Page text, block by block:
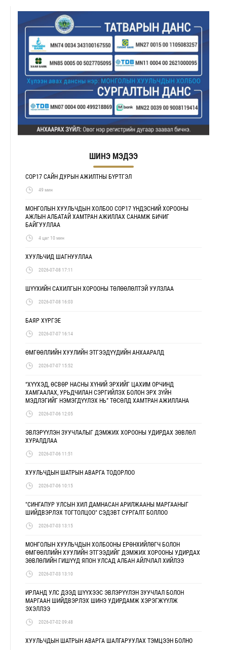
ШИНЭ МЭДЭЭ
COP17 САЙН ДУРЫН АЖИЛТНЫ БҮРТГЭЛ
49 мин
МОНГОЛЫН ХУУЛЬЧДЫН ХОЛБОО COP17 ҮНДЭСНИЙ ХОРООНЫ
АЖЛЫН АЛБАТАЙ ХАМТРАН АЖИЛЛАХ САНАМЖ БИЧИГ
БАЙГУУЛЛАА
4 цаг 10 мин
ХУУЛЬЧИД ШАГНУУЛЛАА
2026-07-08 17:11
ШҮҮХИЙН САХИЛГЫН ХОРООНЫ ТӨЛӨӨЛӨЛТЭЙ УУЛЗЛАА
2026-07-08 16:03
БАЯР ХҮРГЭЕ
2026-07-07 16:14
ӨМГӨӨЛЛИЙН ХУУЛИЙН ЭТГЭЭДҮҮДИЙН АНХААРАЛД
2026-07-07 15:52
“ХҮҮХЭД, ӨСВӨР НАСНЫ ХҮНИЙ ЭРХИЙГ ЦАХИМ ОРЧИНД
ХАМГААЛАХ, УРЬДЧИЛАН СЭРГИЙЛЭХ БОЛОН ЭРХ ЗҮЙН
МЭДЛЭГИЙГ НЭМЭГДҮҮЛЭХ НЬ” ТӨСӨЛД ХАМТРАН АЖИЛЛАНА
2026-07-06 12:05
ЭВЛЭРҮҮЛЭН ЗУУЧЛАЛЫГ ДЭМЖИХ ХОРООНЫ УДИРДАХ ЗӨВЛӨЛ
ХУРАЛДЛАА
2026-07-06 11:51
ХУУЛЬЧДЫН ШАТРЫН АВАРГА ТОДОРЛОО
2026-07-06 10:15
"СИНГАПУР УЛСЫН ХИЛ ДАМНАСАН АРИЛЖААНЫ МАРГААНЫГ
ШИЙДВЭРЛЭХ ТОГТОЛЦОО" СЭДЭВТ СУРГАЛТ БОЛЛОО
2026-07-03 13:15
МОНГОЛЫН ХУУЛЬЧДЫН ХОЛБООНЫ ЕРӨНХИЙЛӨГЧ БОЛОН
ӨМГӨӨЛЛИЙН ХУУЛИЙН ЭТГЭЭДИЙГ ДЭМЖИХ ХОРООНЫ УДИРДАХ
ЗӨВЛӨЛИЙН ГИШҮҮД ЯПОН УЛСАД АЛБАН АЙЛЧЛАЛ ХИЙЛЭЭ
2026-07-03 13:10
ИРЛАНД УЛС ДЭЭД ШҮҮХЭЭС ЭВЛЭРҮҮЛЭН ЗУУЧЛАЛ БОЛОН
МАРГААН ШИЙДВЭРЛЭХ ШИНЭ УДИРДАМЖ ХЭРЭГЖҮҮЛЖ
ЭХЭЛЛЭЭ
2026-07-02 09:48
ХУУЛЬЧДЫН ШАТРЫН АВАРГА ШАЛГАРУУЛАХ ТЭМЦЭЭН БОЛНО